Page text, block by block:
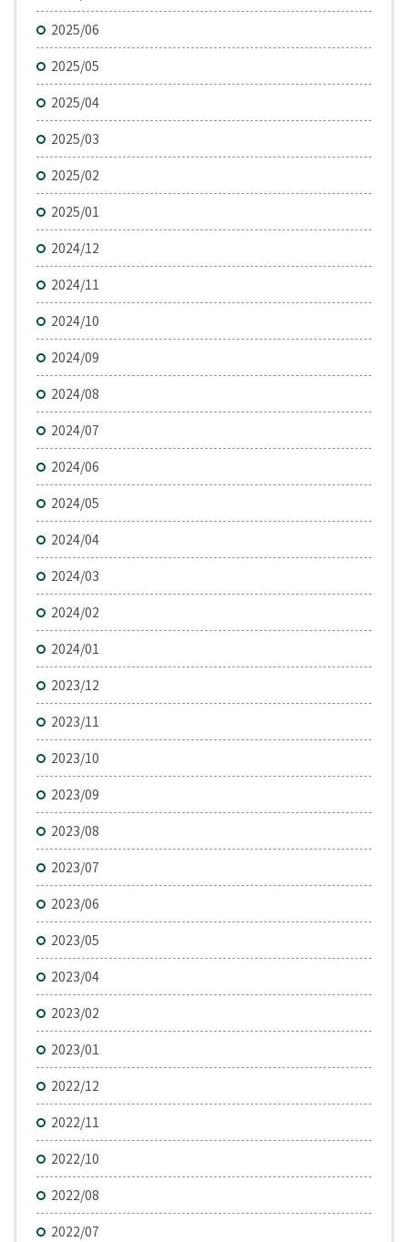
2025/06
2025/05
2025/04
2025/03
2025/02
2025/01
2024/12
2024/11
2024/10
2024/09
2024/08
2024/07
2024/06
2024/05
2024/04
2024/03
2024/02
2024/01
2023/12
2023/11
2023/10
2023/09
2023/08
2023/07
2023/06
2023/05
2023/04
2023/02
2023/01
2022/12
2022/11
2022/10
2022/08
2022/07